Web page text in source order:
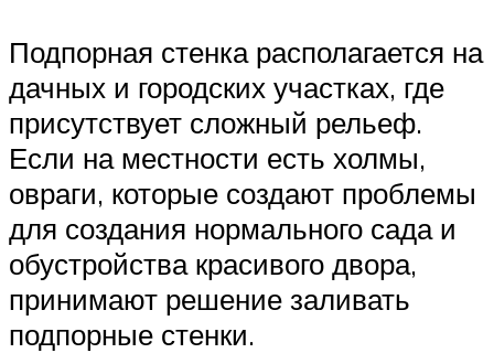
Подпорная стенка располагается на
дачных и городских участках, где
присутствует сложный рельеф.
Если на местности есть холмы,
овраги, которые создают проблемы
для создания нормального сада и
обустройства красивого двора,
принимают решение заливать
подпорные стенки.